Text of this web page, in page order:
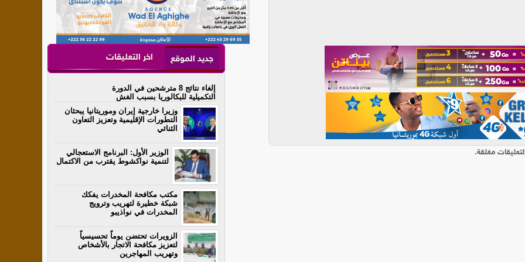
مغلقة.
جديد الموقع اخر التعليقات
إلغاء نتائج 8 مترشحين في الدورة
التكميلية للبكالوريا بسبب الغش
وزيرا خارجية إيران وموريتانيا يبحثان
التطورات الإقليمية وتعزيز التعاون
الثنائي
الوزير الأول: البرنامج الاستعجالي
لتنمية نواكشوط يقترب من الاكتمال
مكتب مكافحة المخدرات يفكك
شبكة خطيرة لتهريب وترويج
المخدرات في نواذيبو
الزويرات تحتضن يوماً تحسيسياً
لتعزيز مكافحة الاتجار بالأشخاص
وتهريب المهاجرين